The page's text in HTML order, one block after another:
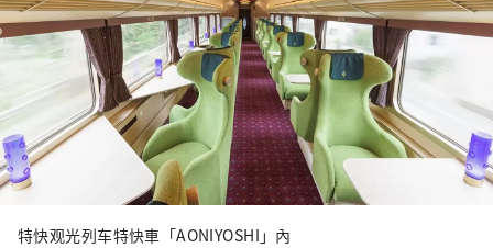
特快观光列车特快車「AONIYOSHI」內